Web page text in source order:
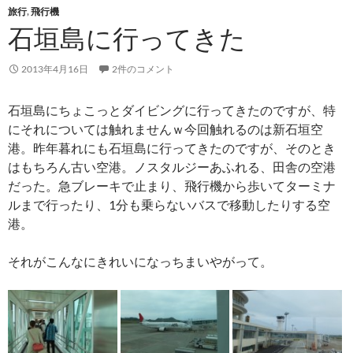
旅行,飛行機
石垣島に行ってきた
2013年4月16日 2件のコメント
石垣島にちょこっとダイビングに行ってきたのですが、特
にそれについては触れませんｗ今回触れるのは新石垣空
港。昨年暮れにも石垣島に行ってきたのですが、そのとき
はもちろん古い空港。ノスタルジーあふれる、田舎の空港
だった。急ブレーキで止まり、飛行機から歩いてターミナ
ルまで行ったり、1分も乗らないバスで移動したりする空
港。
それがこんなにきれいになっちまいやがって。